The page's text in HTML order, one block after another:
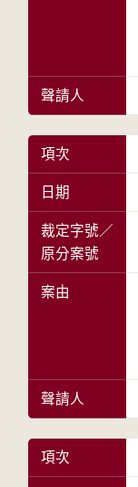
聲請人
項次
日期
裁定字號／
原分案號
案由
聲請人
項次